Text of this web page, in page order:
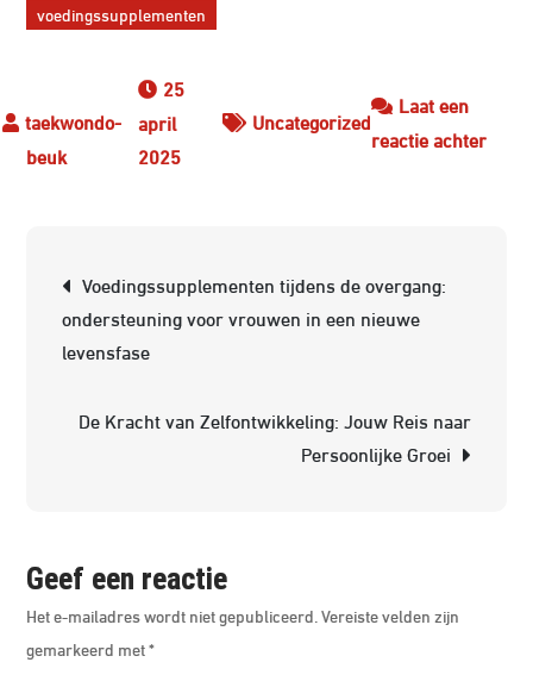
voedingssupplementen
25
april
2025
Uncategorized
Laat een
reactie achterop
Voedingssupplementen tijdens de overgang:
ondersteuning voor vrouwen in een nieuwe
levensfase
De Kracht van Zelfontwikkeling: Jouw Reis naar
Persoonlijke Groei
Geef een reactie
Het e-mailadres wordt niet gepubliceerd. Vereiste velden zijn
gemarkeerd met*